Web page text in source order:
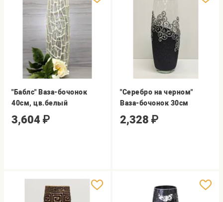
"Баблс" Ваза-бочонок
40cм, цв.белый
3,604 ₽
"Серебро на черном"
Ваза-бочонок 30см
2,328 ₽